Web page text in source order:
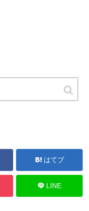
はてブ
LINE